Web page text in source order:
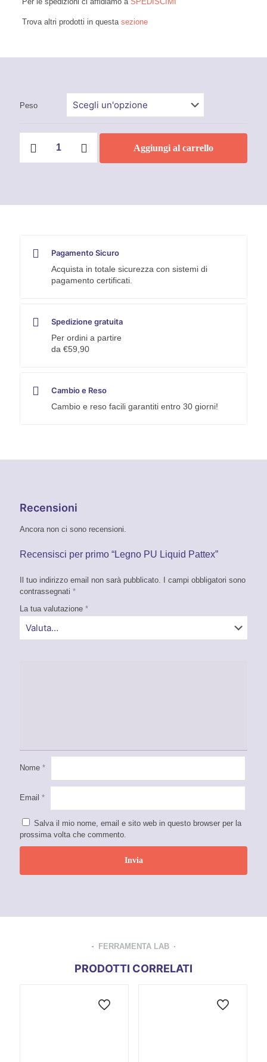
Trova altri prodotti in questa sezione
Peso
Liquid
Aggiungi al carrello
Pagamento Sicuro
Acquista in totale sicurezza con sistemi di
pagamento certificati.
Spedizione gratuita
Per ordini a partire
da €59,90
Cambio e Reso
Cambio e reso facili garantiti entro 30 giorni!
Recensioni
Ancora non ci sono recensioni.
Recensisci per primo “Legno PU Liquid Pattex”
Il tuo indirizzo email non sarà pubblicato.
I campi obbligatori sono
contrassegnati *
La tua valutazione *
Nome *
Email *
Salva il mio nome, email e sito web in questo browser per la
prossima volta che commento.
FERRAMENTA LAB
PRODOTTI CORRELATI